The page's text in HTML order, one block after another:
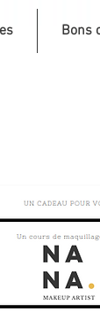
Bons